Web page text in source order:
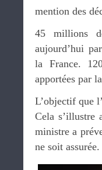
mention des
45 millions
aujourd’hui
la France.
apportées par
L’objectif que
Cela s’illustre
ministre a
ne soit assurée.